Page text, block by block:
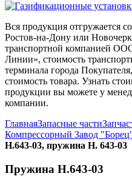
Вся продукция отгружается
Ростов-на-Дону или
транспортной компанией
Линии», стоимость
терминала города
стоимость товара. Узнать
продукции вы можете у
компании.
ГлавнаяЗапасные части
Компрессорный Завод
Н.643-03, пружина Н. 643-03
Пружина Н.643-03